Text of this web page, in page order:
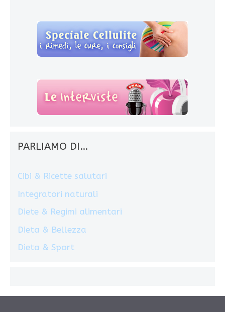
PARLIAMO DI…
Cibi & Ricette salutari
Integratori naturali
Diete & Regimi alimentari
Dieta & Bellezza
Dieta & Sport